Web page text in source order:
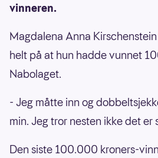
vinneren.
Magdalena Anna
helt på at hun hadde vunnet
Nabolaget.
- Jeg måtte inn og
min. Jeg tror nesten ikke det er
Den siste 100.000 kroners-